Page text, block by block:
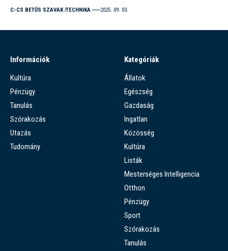
C-CS BETŰS SZAVAK TECHNIKA 2025. 09. 03.
Információk
Kultúra
Pénzügy
Tanulás
Szórakozás
Utazás
Tudomány
Kategóriák
Állatok
Egészség
Gazdaság
Ingatlan
Közösség
Kultúra
Listák
Mesterséges Intelligencia
Otthon
Pénzügy
Sport
Szórakozás
Tanulás